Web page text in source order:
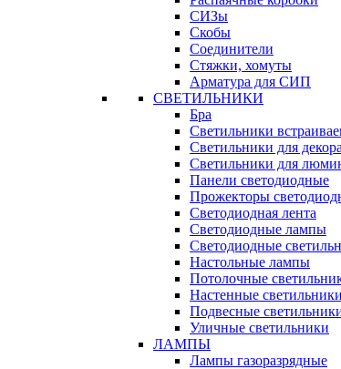
СИЗы
Скобы
Соединители
Стяжки, хомуты
Арматура для СИП
СВЕТИЛЬНИКИ
Бра
Светильники
Светильники для
Светильники для
Панели светодиодные
Прожекторы
Светодиодная лента
Светодиодные лампы
Светодиодные
Настольные лампы
Потолочные
Настенные светильники
Подвесные
Уличные светильники
ЛАМПЫ
Лампы газоразрядные